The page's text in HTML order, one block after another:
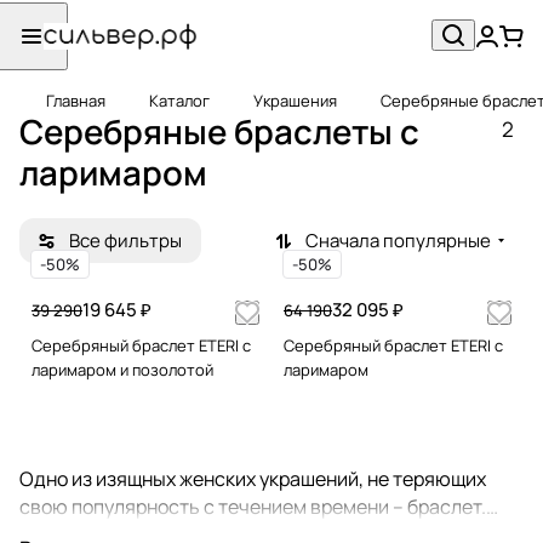
Главная Каталог Украшения Серебряные
Серебряные браслеты с
ларимаром
2
Все фильтры Сначала популярные
-50%
19 645 ₽
39 290
Серебряный браслет ETERI с
ларимаром и позолотой
-50%
32 095 ₽
64 190
Серебряный браслет ETERI с
ларимаром
Одно из изящных женских украшений, не теряющих
свою популярность с течением времени – браслет.
Браслеты носят не только представительницы